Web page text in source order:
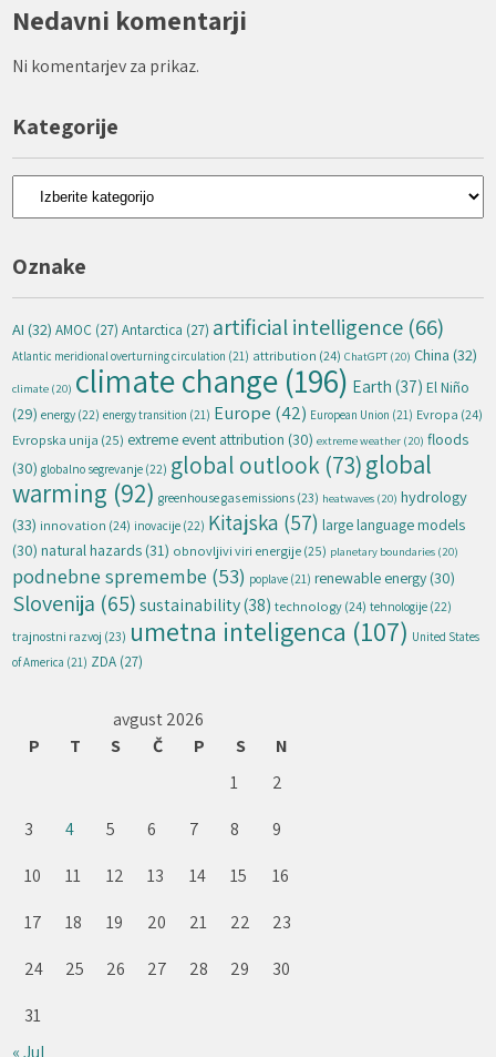
Nedavni komentarji
Ni komentarjev za prikaz.
Kategorije
Kategorije
Oznake
AI (32) AMOC (27) Antarctica (27) artificial intelligence (66)
Atlantic meridional overturning circulation (21) attribution (24) ChatGPT (20) China (32)
climate (20) climate change (196) Earth (37) El Niño
(29) energy (22) energy transition (21) Europe (42) European Union (21) Evropa (24)
Evropska unija (25) extreme event attribution (30) extreme weather (20) floods
(30) globalno segrevanje (22) global outlook (73)global
warming (92) greenhouse gas emissions (23) heatwaves (20) hydrology
(33) innovation (24) inovacije (22) Kitajska (57) large language models
(30) natural hazards (31) obnovljivi viri energije(25) planetary boundaries (20)
podnebne spremembe (53) poplave (21) renewable energy (30)
Slovenija (65) sustainability(38) technology(24) tehnologije (22)
trajnostni razvoj (23) umetna inteligenca (107) United States
of America (21) ZDA (27)
avgust 2026
P
T S Č P S
N
1
2
3
4 5 6 7 8
9
10
11 12 13 14 15
16
17
18 19 20 21 22
23
24
25 26 27 28 29
30
31
« Jul